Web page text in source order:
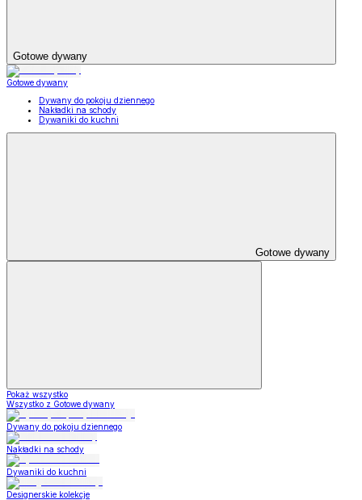
Gotowe dywany
Gotowe dywany
Dywany do pokoju dziennego
Nakładki na schody
Dywaniki do kuchni
Gotowe dywany
Pokaż wszystko
Wszystko z Gotowe dywany
Dywany do pokoju dziennego
Nakładki na schody
Dywaniki do kuchni
Designerskie kolekcje